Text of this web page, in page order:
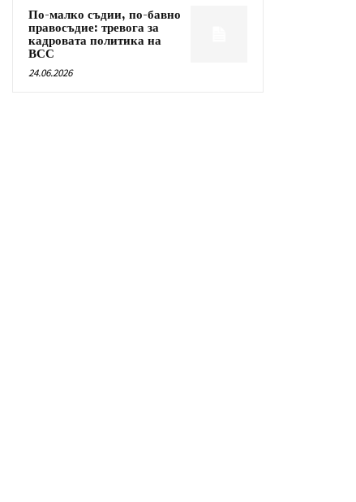
По-малко съдии, по-бавно
правосъдие: тревога за
кадровата политика на
ВСС
24.06.2026